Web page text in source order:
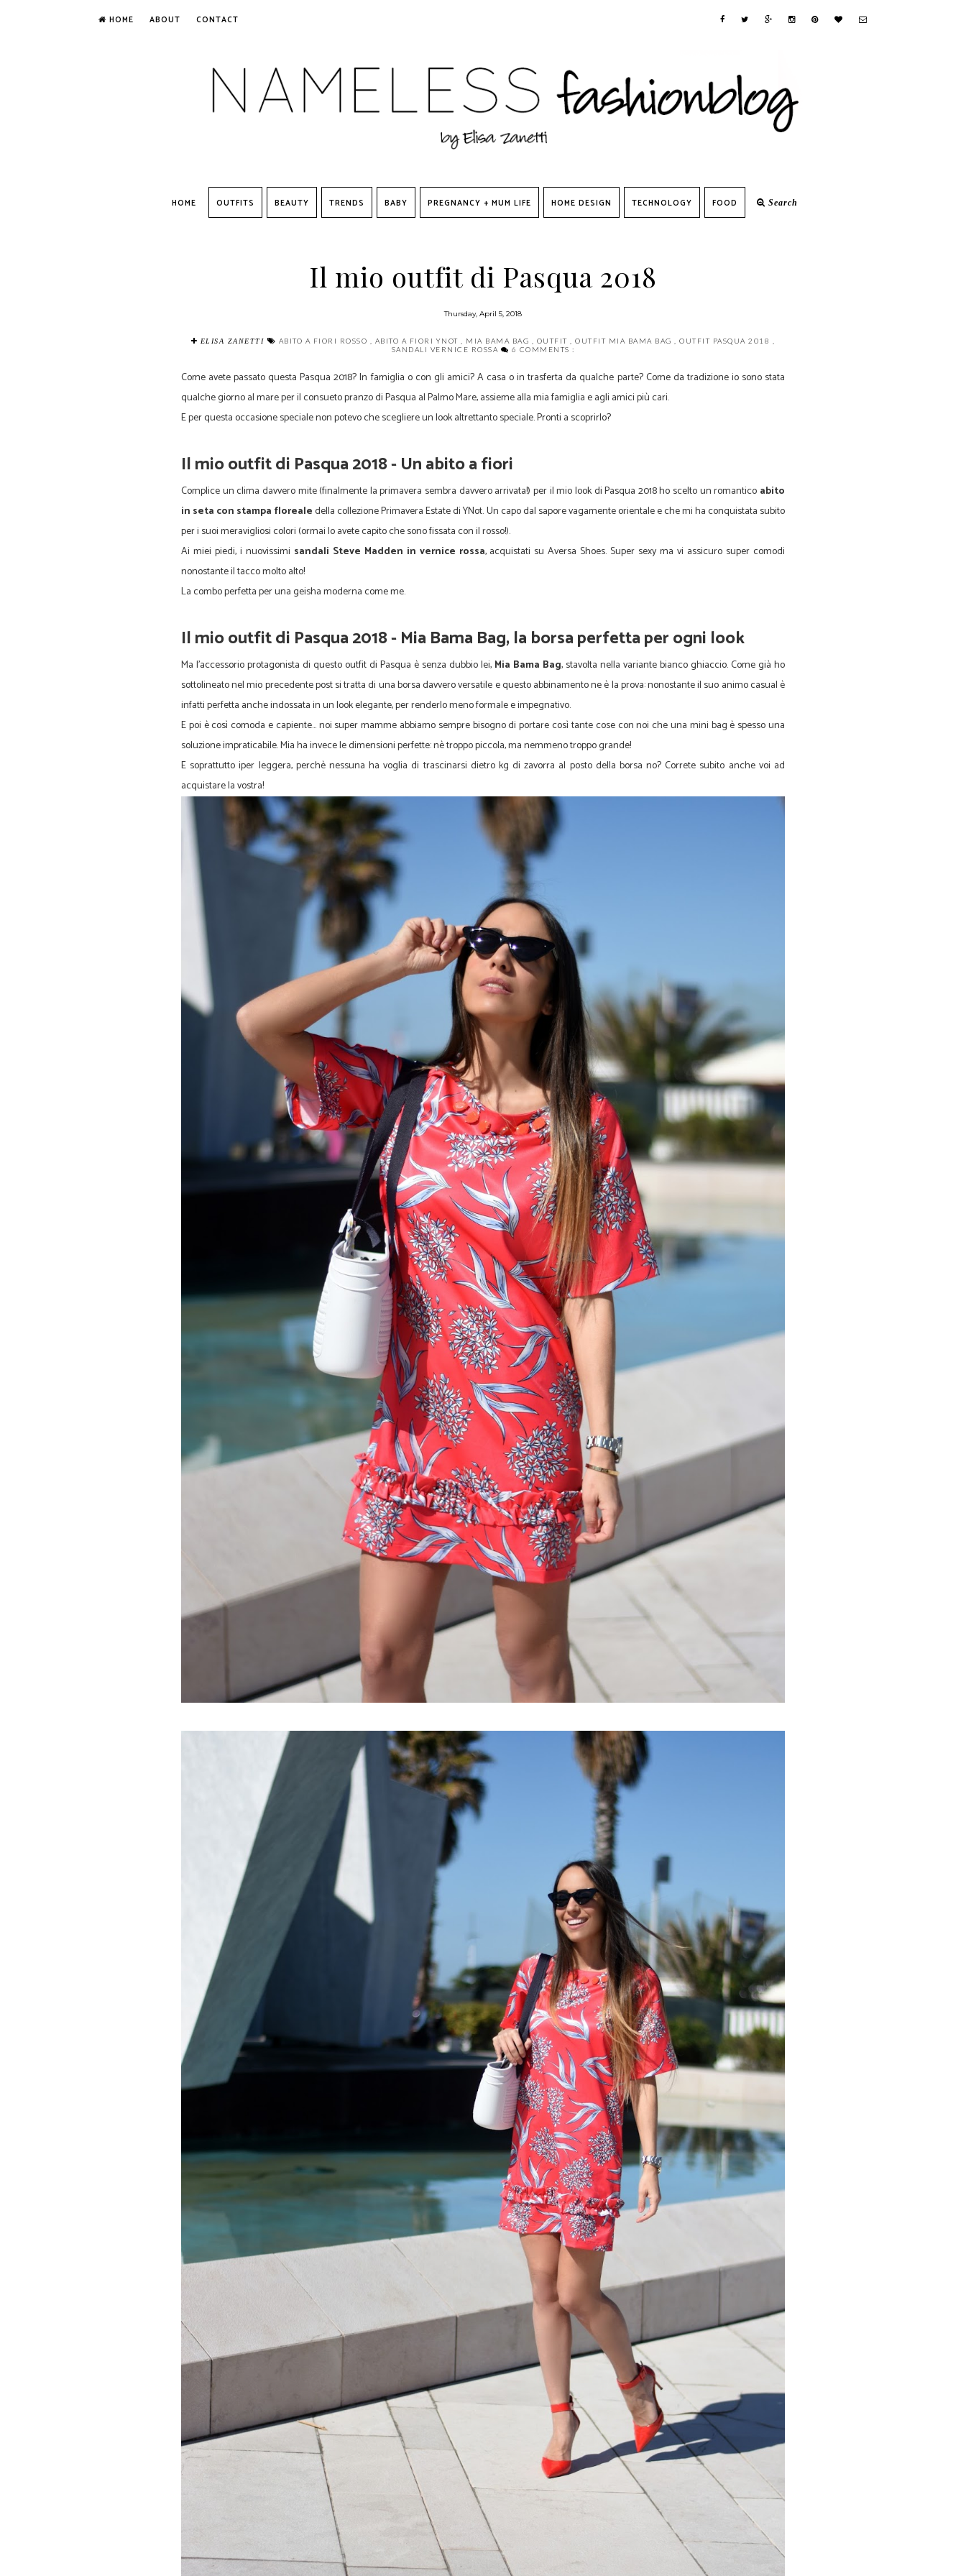
HOME ABOUT CONTACT
HOME OUTFITS BEAUTY TRENDS BABY PREGNANCY + MUM LIFE HOME DESIGN TECHNOLOGY FOOD Search
Il mio outfit di Pasqua 2018
Thursday, April 5, 2018
ELISA ZANETTI ABITO A FIORI ROSSO ABITO A FIORI YNOT MIA BAMA BAG OUTFIT ,OUTFIT MIA BAMA BAG ,OUTFIT PASQUA 2018
SANDALI VERNICE ROSSA
6 COMMENTS :
Come avete passato questa Pasqua 2018? In famiglia o con gli amici? A casa o in trasferta da qualche parte? Come da tradizione io sono stata
qualche giorno al mare per il consueto pranzo di Pasqua al Palmo Mare, assieme alla mia famiglia e agli amici più cari.
E per questa occasione speciale non potevo che scegliere un look altrettanto speciale. Pronti a scoprirlo?
Il mio outfit di Pasqua 2018 - Un abito a fiori
Complice un clima davvero mite (finalmente la primavera sembra davvero arrivata!) per il mio look di Pasqua 2018 ho scelto un romantico abito
in seta con stampa florealedella collezione Primavera Estate di YNot. Un capo dal sapore vagamente orientale e che mi ha conquistata subito
per i suoi meravigliosi colori (ormai lo avete capito che sono fissata con il rosso!).
Ai miei piedi, i nuovissimi sandali Steve Madden in vernice rossa, acquistati su Aversa Shoes. Super sexy ma vi assicuro super comodi
nonostante il tacco molto alto!
La combo perfetta per una geisha moderna come me.
Il mio outfit di Pasqua 2018 - Mia Bama Bag, la borsa perfetta per ogni look
Ma l'accessorio protagonista di questo outfit di Pasqua è senza dubbio lei, Mia Bama Bag, stavolta nella variante bianco ghiaccio. Come già ho
sottolineato nel mio precedente post si tratta di una borsa davvero versatile e questo abbinamento ne è la prova: nonostante il suo animo casual è
infatti perfetta anche indossata in un look elegante, per renderlo meno formale e impegnativo.
E poi è così comoda e capiente... noi super mamme abbiamo sempre bisogno di portare così tante cose con noi che una mini bag è spesso una
soluzione impraticabile. Mia ha invece le dimensioni perfette: nè troppo piccola, ma nemmeno troppo grande!
E soprattutto iper leggera, perchè nessuna ha voglia di trascinarsi dietro kg di zavorra al posto della borsa no? Correte subito anche voi ad
acquistare la vostra!